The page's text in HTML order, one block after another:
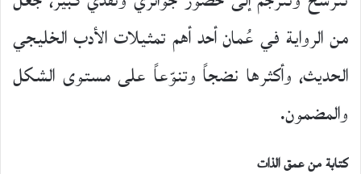
من الرواية في عُمان أحد أهم تمثيلات الأدب الخليجي
الحديث، وأكثرها نضجاً وتنوّعاً على مستوى الشكل
والمضمون.
كتابة من عمق الذات